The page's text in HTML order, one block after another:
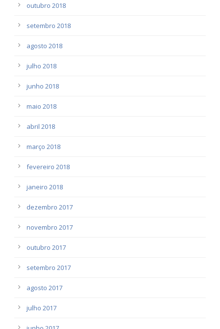
outubro 2018
setembro 2018
agosto 2018
julho 2018
junho 2018
maio 2018
abril 2018
março 2018
fevereiro 2018
janeiro 2018
dezembro 2017
novembro 2017
outubro 2017
setembro 2017
agosto 2017
julho 2017